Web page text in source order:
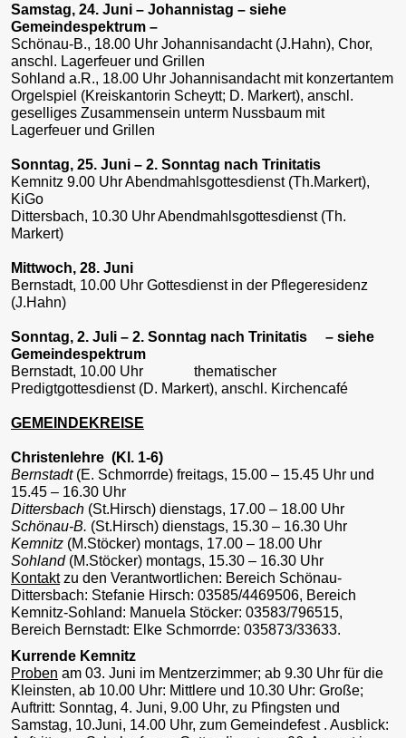
Samstag, 24. Juni – Johannistag – siehe
Gemeindespektrum –
Schönau-B., 18.00 Uhr Johannisandacht (J.Hahn), Chor,
anschl. Lagerfeuer und Grillen
Sohland a.R., 18.00 Uhr Johannisandacht mit konzertantem
Orgelspiel (Kreiskantorin Scheytt; D. Markert), anschl.
geselliges Zusammensein unterm Nussbaum mit
Lagerfeuer und Grillen
Sonntag, 25. Juni – 2. Sonntag nach Trinitatis
Kemnitz 9.00 Uhr Abendmahlsgottesdienst (Th.Markert),
KiGo
Dittersbach, 10.30 Uhr Abendmahlsgottesdienst (Th.
Markert)
Mittwoch, 28. Juni
Bernstadt, 10.00 Uhr Gottesdienst in der Pflegeresidenz
(J.Hahn)
Sonntag, 2. Juli – 2. Sonntag nach Trinitatis – siehe
Gemeindespektrum
Bernstadt, 10.00 Uhr thematischer
Predigtgottesdienst (D. Markert), anschl. Kirchencafé
GEMEINDEKREISE
Christenlehre (Kl. 1-6)
Bernstadt (E. Schmorrde) freitags, 15.00 – 15.45 Uhr und
15.45 – 16.30 Uhr
Dittersbach (St.Hirsch) dienstags, 17.00 – 18.00 Uhr
Schönau-B. (St.Hirsch) dienstags, 15.30 – 16.30 Uhr
Kemnitz (M.Stöcker) montags, 17.00 – 18.00 Uhr
Sohland (M.Stöcker) montags, 15.30 – 16.30 Uhr
Kontaktzu den Verantwortlichen: Bereich Schönau-
Dittersbach: Stefanie Hirsch: 03585/4469506, Bereich
Kemnitz-Sohland: Manuela Stöcker: 03583/796515,
Bereich Bernstadt: Elke Schmorrde: 035873/33633.
Kurrende Kemnitz
Proben am 03. Juni im Mentzerzimmer; ab 9.30 Uhr für die
Kleinsten, ab 10.00 Uhr: Mittlere und 10.30 Uhr: Große;
Auftritt: Sonntag, 4. Juni, 9.00 Uhr, zu Pfingsten und
Samstag, 10.Juni, 14.00 Uhr, zum Gemeindefest . Ausblick: